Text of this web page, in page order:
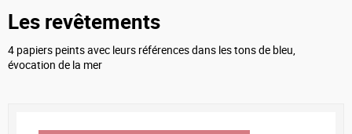
Les revêtements
4 papiers peints avec leurs références dans les tons de bleu,
évocation de la mer